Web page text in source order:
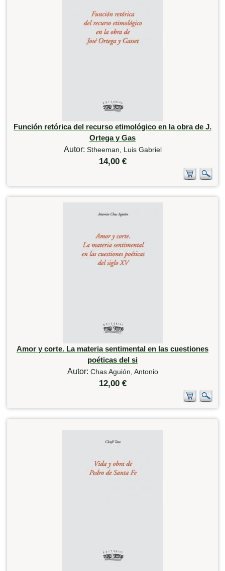
Función retórica del recurso etimológico en la obra de J.
Ortega y Gas
Autor: Stheeman, Luis Gabriel
14,00 €
Amor y corte. La materia sentimental en las cuestiones
poéticas del si
Autor: Chas Aguión, Antonio
12,00 €